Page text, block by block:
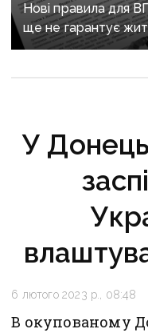
Нові правила для
ще не гарантує
У
6 лютого 2023 р., 08:48
В окупованому